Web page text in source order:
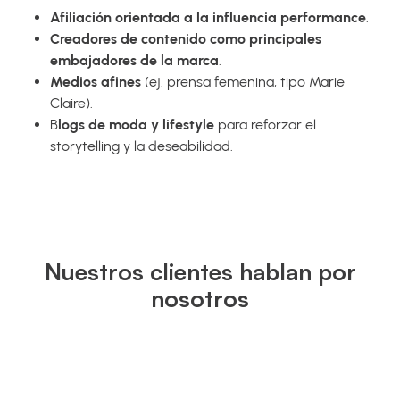
Afiliación orientada a la influencia performance
Creadores de contenido como principales
embajadores de la marca
Medios afines (ej. prensa femenina, tipo Marie
Claire).
Blogs de moda y lifestyle para reforzar el
storytelling y la deseabilidad.
Nuestros clientes hablan por
nosotros